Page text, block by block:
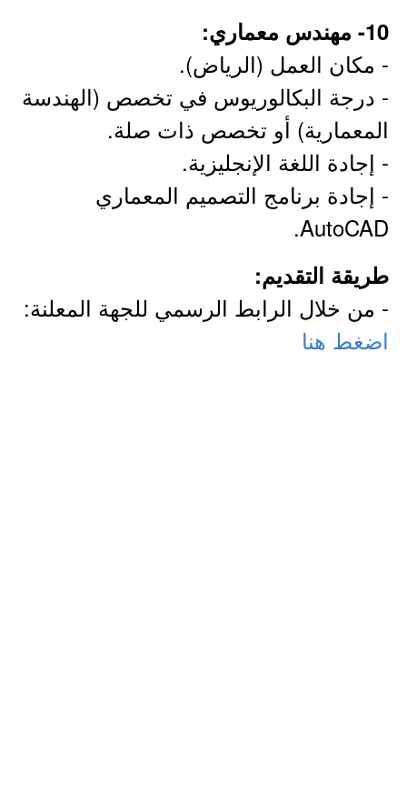
10- مهندس معماري:
- مكان العمل (الرياض).
- درجة البكالوريوس في تخصص (الهندسة
المعمارية) أو تخصص ذات صلة.
- إجادة اللغة الإنجليزية.
- إجادة برنامج التصميم المعماري
AutoCAD.
طريقة التقديم:
- من خلال الرابط الرسمي للجهة المعلنة:
اضغط هنا